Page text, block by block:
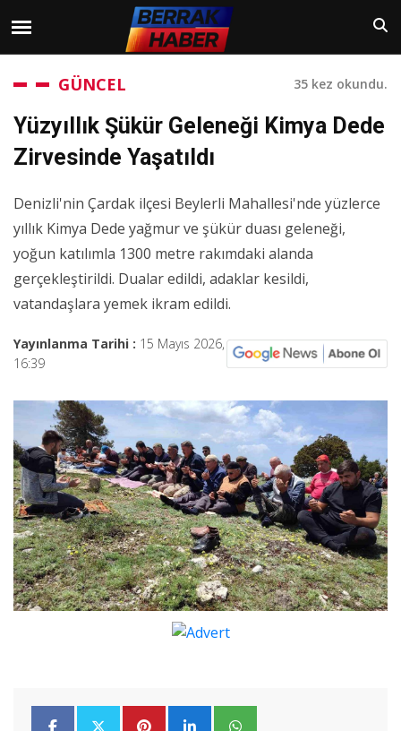
GÜNCEL 35 kez okundu.
Yüzyıllık Şükür Geleneği Kimya Dede
Zirvesinde Yaşatıldı
Denizli'nin Çardak ilçesi Beylerli Mahallesi'nde yüzlerce
yıllık Kimya Dede yağmur ve şükür duası geleneği,
yoğun katılımla 1300 metre rakımdaki alanda
gerçekleştirildi. Dualar edildi, adaklar kesildi,
vatandaşlara yemek ikram edildi.
Yayınlanma Tarihi : 15 Mayıs 2026,
16:39